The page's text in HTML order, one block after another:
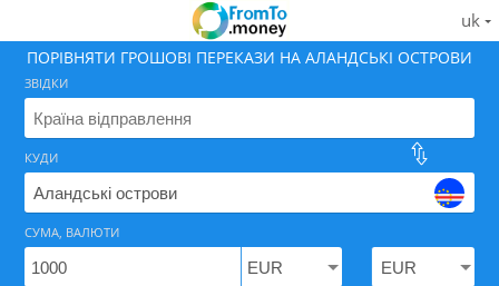
uk
ПОРІВНЯТИ ГРОШОВІ ПЕРЕКАЗИ НА АЛАНДСЬКІ ОСТРОВИ
Знайдіть найкращий спосіб як відправити гроші
ЗВІДКИ
КУДИ
СУМА, ВАЛЮТИ